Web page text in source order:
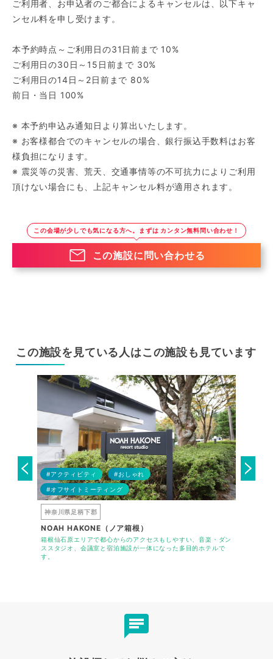
ご利用者、お申込者のご都合によるキャンセルは、以下キャ
ンセル料を申し受けます。
本予約時点～ご利用日の31日前まで 10%
ご利用日の30日～15日前まで 30%
ご利用日の14日～2日前まで 80%
前日・当日 100%
※ 本予約申込み通知日より算出いたします。
※ お客様都合でのキャンセルの場合、銀行振込手数料はお客
様負担になります。
※ 震災等の災害、荒天、交通事情等の不可抗力によりご利用
頂けない場合にも、上記キャンセル料が適用されます。
この会場が少しでも気になる方へ。まずは カンタン無料問い合わせ！
この施設に問い合わせる
この施設を見ている人はこの施設も見ています
#アクティビティ #おしゃれ
#オフサイトミーティング
神奈川県足柄下郡
NOAH HAKONE（ノア箱根）
箱根仙石原エリアで都心からのアクセスもしやすい、音楽・ダン
ススタジオ、会議室と宿泊施設が一体になった多目的ホテルで
す。
#アウト